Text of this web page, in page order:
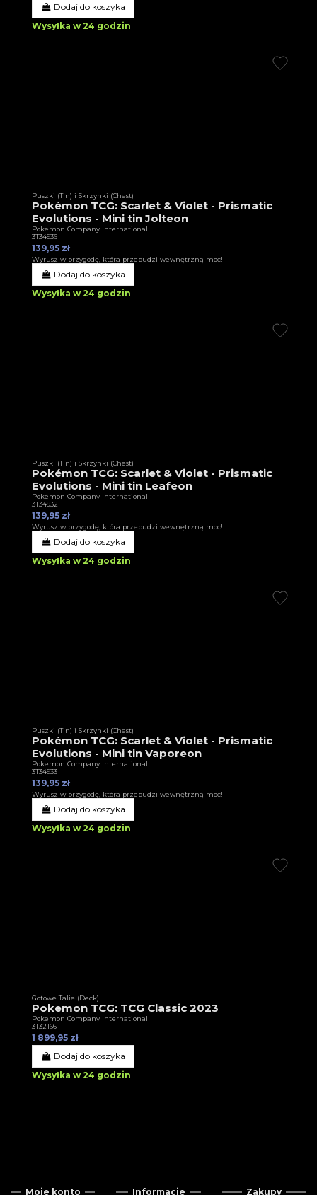
Dodaj do koszyka
Wysyłka w 24 godzin
Puszki (Tin) i Skrzynki (Chest)
Pokémon TCG: Scarlet & Violet - Prismatic
Evolutions - Mini tin Jolteon
Pokemon Company International
3T34936
139,95 zł
Wyrusz w przygodę, która przebudzi wewnętrzną moc!
Dodaj do koszyka
Wysyłka w 24 godzin
Puszki (Tin) i Skrzynki (Chest)
Pokémon TCG: Scarlet & Violet - Prismatic
Evolutions - Mini tin Leafeon
Pokemon Company International
3T34932
139,95 zł
Wyrusz w przygodę, która przebudzi wewnętrzną moc!
Dodaj do koszyka
Wysyłka w 24 godzin
Puszki (Tin) i Skrzynki (Chest)
Pokémon TCG: Scarlet & Violet - Prismatic
Evolutions - Mini tin Vaporeon
Pokemon Company International
3T34933
139,95 zł
Wyrusz w przygodę, która przebudzi wewnętrzną moc!
Dodaj do koszyka
Wysyłka w 24 godzin
Gotowe Talie (Deck)
Pokemon TCG: TCG Classic 2023
Pokemon Company International
3T32166
1 899,95 zł
Dodaj do koszyka
Wysyłka w 24 godzin
Moje konto Informacje Zakupy